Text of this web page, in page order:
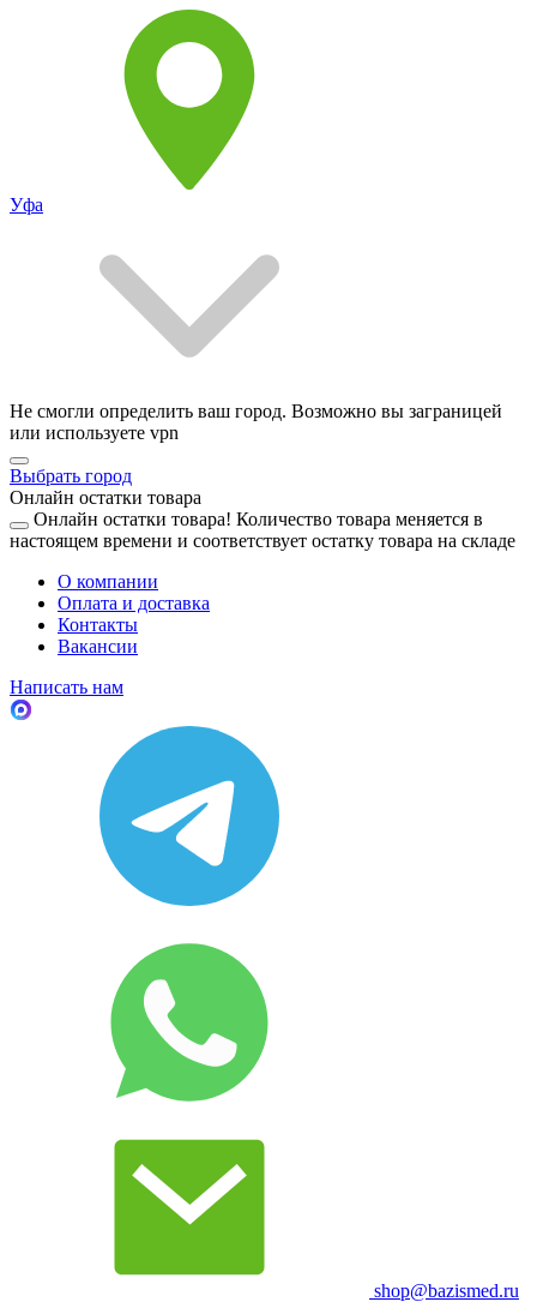
Уфа
Не смогли определить ваш город. Возможно вы заграницей
или используете vpn
Выбрать город
Онлайн остатки товара
Онлайн остатки товара! Количество товара меняется в
настоящем времени и соответствует остатку товара на складе
О компании
Оплата и доставка
Контакты
Вакансии
Написать нам
shop@bazismed.ru